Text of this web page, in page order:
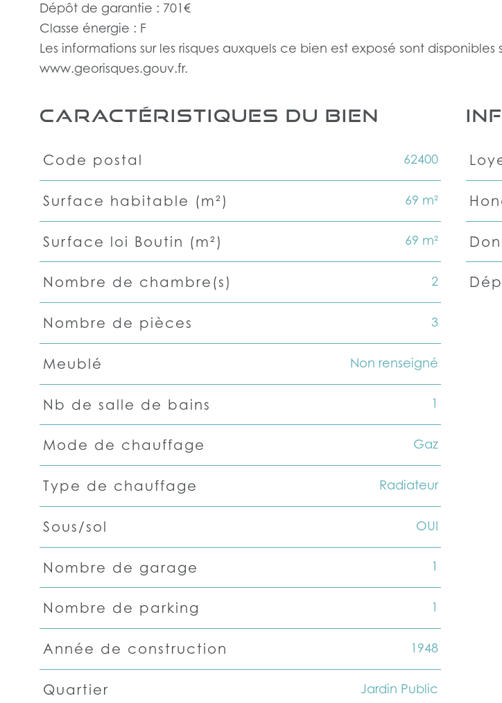
Dépôt de garantie : 701€
Classe énergie : F
Les informations sur les risques auxquels ce bien est exposé sont disponibles
CARACTÉRISTIQUES DU BIEN
Caractéristiques
Code postal 62400
Surface habitable (m²) 69 m²
Surface loi Boutin (m²) 69 m²
Nombre de chambre(s) 2
Nombre de pièces 3
Meublé Non renseigné
Nb de salle de bains 1
Mode de chauffage Gaz
Type de chauffage Radiateur
Sous/sol OUI
Nombre de garage 1
Nombre de parking 1
Année de construction 1948
Quartier Jardin Public